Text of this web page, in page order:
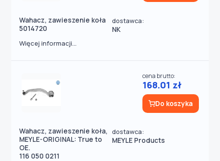
Wahacz, zawieszenie koła
5014720
dostawca:
NK
Więcej informacji...
Wahacz, zawieszenie koła,
MEYLE-ORIGINAL: True to
OE.
116 050 0211
dostawca:
MEYLE Products
cena brutto:
168.01 zł
Do koszyka